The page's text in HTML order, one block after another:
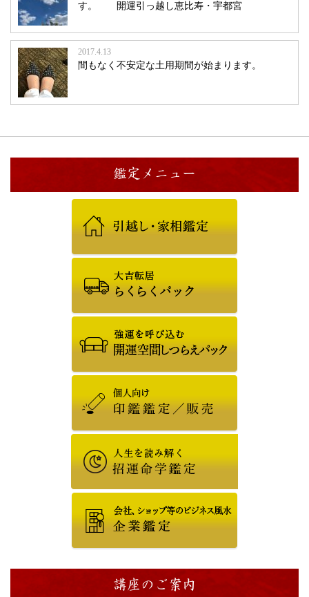
す。 開運引っ越し恵比寿・宇都宮
2017.4.13
間もなく不安定な土用期間が始まります。
鑑定メニュー
講座のご案内